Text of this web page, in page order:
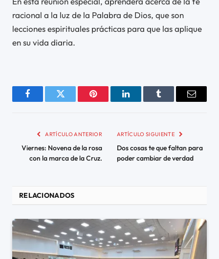
racional a la luz de la Palabra de Dios, que son
lecciones espirituales prácticas para que las aplique
en su vida diaria.
FacebookTwitter Pinterest LinkedInTumblr Email
ARTÍCULO ANTERIOR
Viernes: Novena de la rosa
con la marca de la Cruz.
ARTÍCULO SIGUIENTE
Dos cosas te que faltan para
poder cambiar de verdad
RELACIONADOS